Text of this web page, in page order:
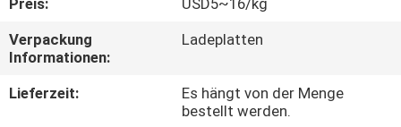
QUALITÄTSKONTROLLE
TRETEN
Preis:
USD5~16/kg
Verpackung
Informationen:
Ladeplatten
Lieferzeit:
Es hängt von der Menge
bestellt werden.